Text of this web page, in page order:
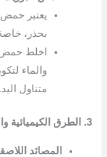
يعتبر حمض
بحذر،
اخلط حمض
والماء
متناول اليد.
3. الطرق الكيميائية والمصائد:
المصائد